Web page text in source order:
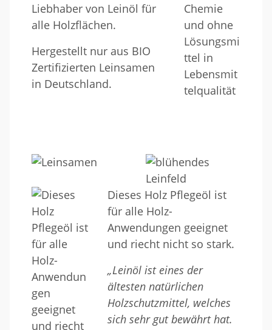
Liebhaber von Leinöl für
alle Holzflächen.
Hergestellt nur aus BIO
Zertifizierten Leinsamen
in Deutschland.
Dieses Holz Pflegeöl ist
für alle Holz-
Anwendungen geeignet
und riecht nicht so stark.
„Leinöl ist eines der
ältesten natürlichen
Holzschutzmittel, welches
sich sehr gut bewährt hat.